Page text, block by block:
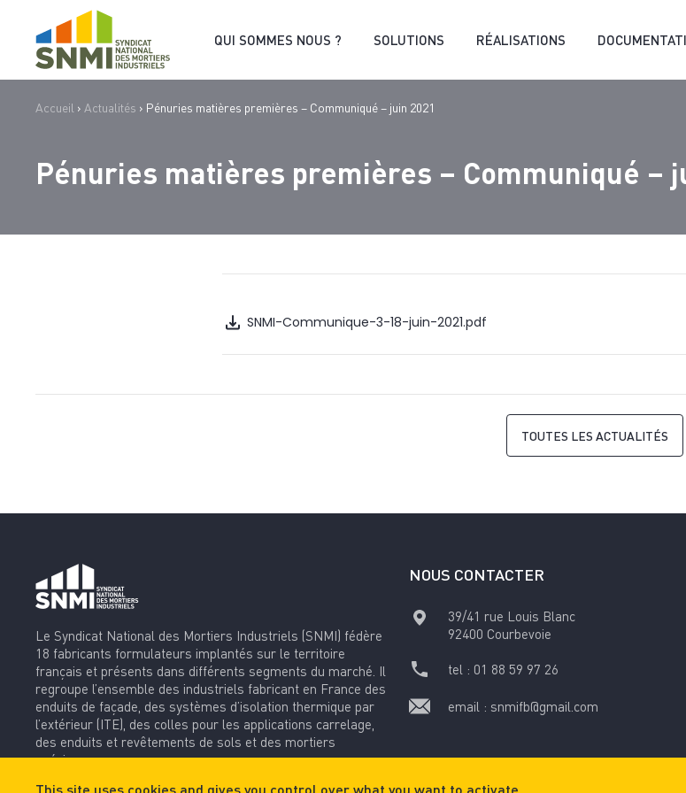
QUI SOMMES NOUS ? SOLUTIONS RÉALISATIONS
Accueil › Actualités › Pénuries matières premières – Communiqué – juin 2021
Pénuries matières premières – Communiqué –
SNMI-Communique-3-18-juin-2021.pdf
TOUTES LES ACTUALITÉS
Le Syndicat National des Mortiers Industriels (SNMI) fédère
18 fabricants formulateurs implantés sur le territoire
français et présents dans différents segments du marché. Il
regroupe l’ensemble des industriels fabricant en France des
enduits de façade, des systèmes d’isolation thermique par
l’extérieur (ITE), des colles pour les applications carrelage,
des enduits et revêtements de sols et des mortiers
spéciaux.
NOUS CONTACTER
39/41 rue Louis Blanc
92400 Courbevoie
tel : 01 88 59 97 26
email :snmifb@gmail.com
Cookies management panel
This site uses cookies and gives you control over what you want to activate